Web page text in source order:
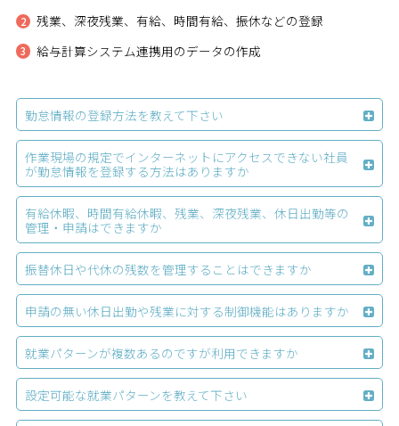
残業、深夜残業、有給、時間有給、振休などの登録
給与計算システム連携用のデータの作成
勤怠情報の登録方法を教えて下さい
作業現場の規定でインターネットにアクセスできない社員
が勤怠情報を登録する方法はありますか
有給休暇、時間有給休暇、残業、深夜残業、休日出勤等の
管理・申請はできますか
振替休日や代休の残数を管理することはできますか
申請の無い休日出勤や残業に対する制御機能はありますか
就業パターンが複数あるのですが利用できますか
設定可能な就業パターンを教えて下さい